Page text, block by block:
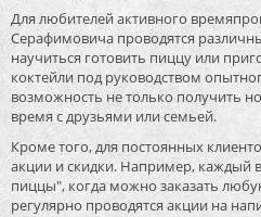
Для любителей активного
Серафимовича проводятся
научиться готовить пиццу или
коктейли под руководством
возможность не только получить
время с друзьями или семьей.
Кроме того, для постоянных
акции и скидки. Например, каждый
пиццы", когда можно заказать
регулярно проводятся акции на